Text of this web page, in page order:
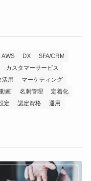
AWS DX
SFA/CRM
カスタマーサービス
活用
マーケティング
動画 名刺管理
定着化
定 認定資格 運用